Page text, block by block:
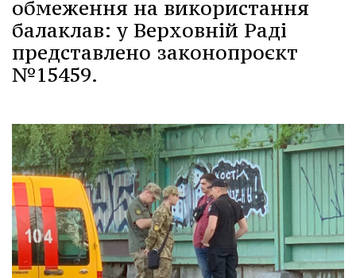
обмеження на використання
балаклав: у Верховній Раді
представлено законопроєкт
№15459.